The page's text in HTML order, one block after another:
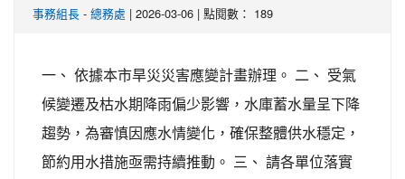
事務組長 - 總務處 | 2026-03-06 | 點閱數： 189
一、 依據本市旱災災害應變計畫辦理。 二、 受氣
候變遷及枯水期降雨偏少影響，水庫蓄水量呈下降
趨勢，為審慎因應水情變化，確保整體供水穩定，
節約用水措施亟需持續推動。 三、 請各單位落實